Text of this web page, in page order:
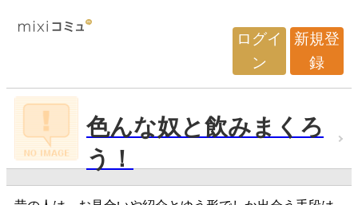
ログイ
ン
新規登
録
色んな奴と飲みまくろ
う！